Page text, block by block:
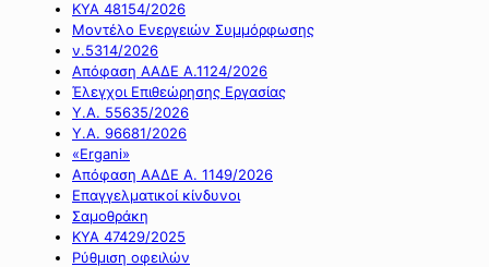
ΚΥΑ 48154/2026
Μοντέλο Ενεργειών Συμμόρφωσης
ν.5314/2026
Απόφαση ΑΑΔΕ Α.1124/2026
Έλεγχοι Επιθεώρησης Εργασίας
Υ.Α. 55635/2026
Υ.Α. 96681/2026
«Ergani»
Απόφαση ΑΑΔΕ Α. 1149/2026
Επαγγελματικοί κίνδυνοι
Σαμοθράκη
ΚΥΑ 47429/2025
Ρύθμιση οφειλών